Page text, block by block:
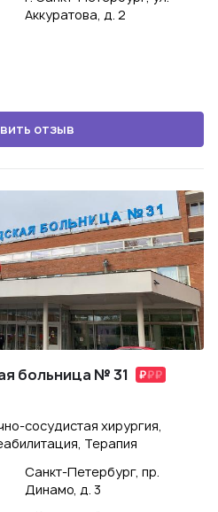
Аккуратова, д. 2
отзыв
больница № 31
сосудистая хирургия,
Терапия
Санкт-Петербург, пр.
Динамо, д. 3